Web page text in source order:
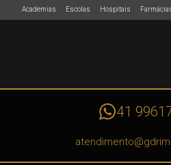
Academias Escolas Hospitais
41